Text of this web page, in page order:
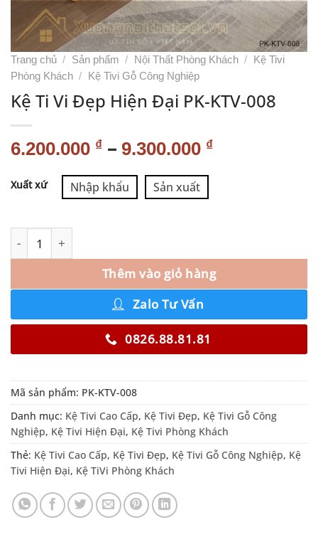
Trang chủ / Sản phẩm / Nội Thất Phòng Khách /
Kệ Tivi
Phòng Khách / Kệ Tivi Gỗ Công Nghiệp
Kệ Ti Vi Đẹp Hiện Đại PK-KTV-008
6.200.000 ₫ – 9.300.000 ₫
Xuất xứ Nhập khẩu Sản xuất
Thêm vào giỏ hàng
Alternative:
Zalo Tư Vấn
0826.88.81.81
Mã sản phẩm: PK-KTV-008
Danh mục: Kệ Tivi Cao Cấp, Kệ Tivi Đẹp, Kệ Tivi Gỗ Công
Nghiệp, Kệ Tivi Hiện Đại, Kệ Tivi Phòng Khách
Thẻ: Kệ Tivi Cao Cấp, Kệ Tivi Đẹp, Kệ Tivi Gỗ Công Nghiệp, Kệ
Tivi Hiện Đại, Kệ TiVi Phòng Khách